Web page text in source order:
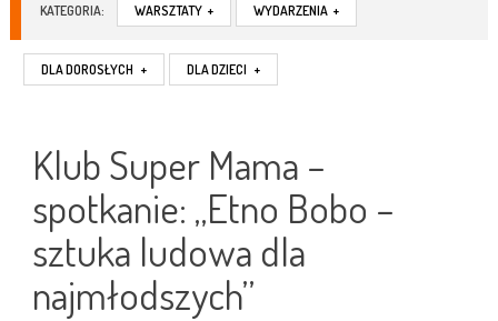
KATEGORIA: WARSZTATY + WYDARZENIA +
DLA DOROSŁYCH + DLA DZIECI +
Klub Super Mama –
spotkanie: „Etno Bobo –
sztuka ludowa dla
najmłodszych”